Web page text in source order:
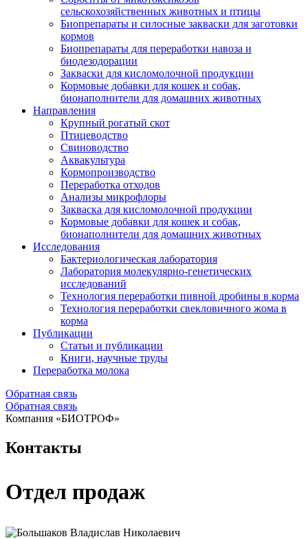
сельскохозяйственных животных и птицы
Биопрепараты и силосные закваски для заготовки
кормов
Биопрепараты для переработки навоза и
биодезодорации
Закваски для кисломолочной продукции
Кормовые добавки для кошек и собак,
бионаполнители для домашних животных
Направления
Крупный рогатый скот
Птицеводство
Свиноводство
Аквакультура
Кормопроизводство
Переработка отходов
Анализы микрофлоры
Закваска для кисломолочной продукции
Кормовые добавки для кошек и собак,
бионаполнители для домашних животных
Исследования
Бактериологическая лаборатория
Лаборатория молекулярно-генетических
исследований
Технология переработки пивной дробины в корма
Технология переработки свекловичного жома в
корма
Публикации
Статьи и публикации
Книги, научные труды
Переработка молока
Обратная связь
Обратная связь
Компания «БИОТРОФ»
Контакты
Отдел продаж